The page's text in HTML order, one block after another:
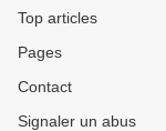
Top articles
Pages
Contact
Signaler un abus